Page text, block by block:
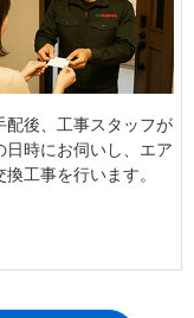
配後、工事スタッフが
日時にお伺いし、エア
換工事を行います。